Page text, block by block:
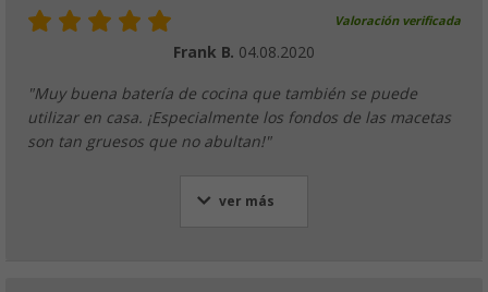
Valoración verificada
Frank B. 04.08.2020
"Muy buena batería de cocina que también se puede
utilizar en casa. ¡Especialmente los fondos de las macetas
son tan gruesos que no abultan!"
ver más